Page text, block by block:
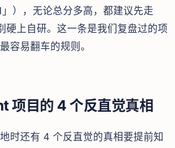
），无论总分多高，都建议先走
硬上自研。这一条是我们复盘过的项
容易翻车的规则。
项目的 4 个反直觉真相
时还有 4 个反直觉的真相要提前知